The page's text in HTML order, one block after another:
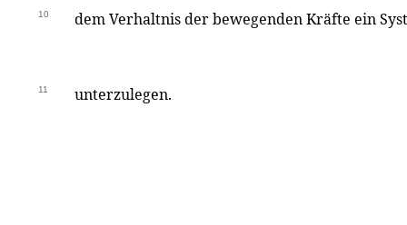
10 dem Verhaltnis der bewegenden Kräfte ein
11 unterzulegen.